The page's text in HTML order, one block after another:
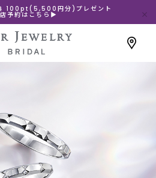
典 100pt(5,500円分)プレゼント
予約はこちら▶